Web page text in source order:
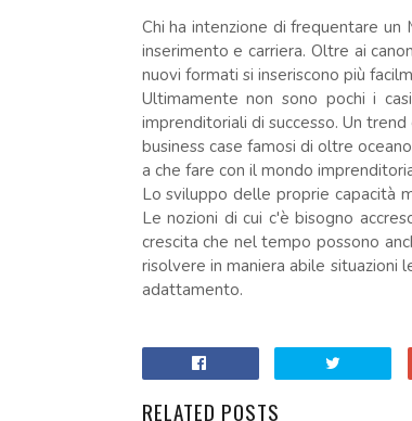
Chi ha intenzione di frequentare
inserimento e carriera. Oltre ai
nuovi formati si inseriscono più
Ultimamente non sono pochi i
imprenditoriali di successo. Un
business case famosi di oltre
a che fare con il mondo
Lo sviluppo delle proprie capacità
Le nozioni di cui c'è bisogno
crescita che nel tempo possono
risolvere in maniera abile situazioni
adattamento.
RELATED POSTS